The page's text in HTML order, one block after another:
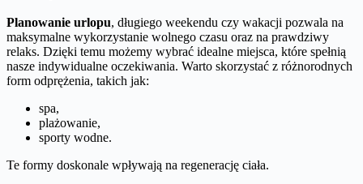
Planowanie urlopu, długiego weekendu czy wakacji pozwala na
maksymalne wykorzystanie wolnego czasu oraz na prawdziwy
relaks. Dzięki temu możemy wybrać idealne miejsca, które spełnią
nasze indywidualne oczekiwania. Warto skorzystać z różnorodnych
form odprężenia, takich jak:
spa,
plażowanie,
sporty wodne.
Te formy doskonale wpływają na regenerację ciała.